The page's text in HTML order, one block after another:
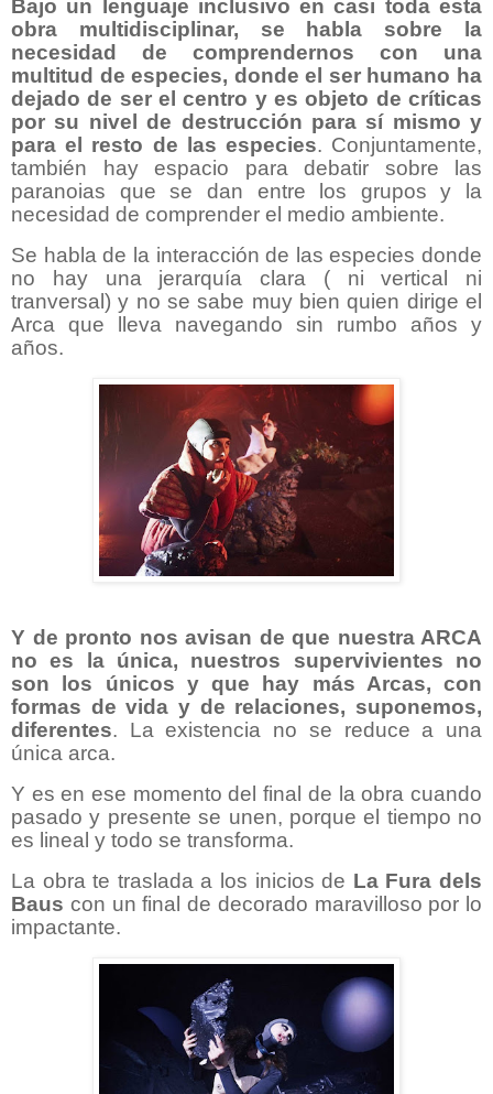
Bajo un lenguaje inclusivo en casi toda esta
obra multidisciplinar, se habla sobre la
necesidad de comprendernos con una
multitud de especies, donde el ser humano ha
dejado de ser el centro y es objeto de críticas
por su nivel de destrucción para sí mismo y
para el resto de las especies. Conjuntamente,
también hay espacio para debatir sobre las
paranoias que se dan entre los grupos y la
necesidad de comprender el medio ambiente.
Se habla de la interacción de las especies donde
no hay una jerarquía clara ( ni vertical ni
tranversal) y no se sabe muy bien quien dirige el
Arca que lleva navegando sin rumbo años y
años.
Y de pronto nos avisan de que nuestra ARCA
no es la única, nuestros supervivientes no
son los únicos y que hay más Arcas, con
formas de vida y de relaciones, suponemos,
diferentes. La existencia no se reduce a una
única arca.
Y es en ese momento del final de la obra cuando
pasado y presente se unen, porque el tiempo no
es lineal y todo se transforma.
La obra te traslada a los inicios de La Fura dels
Baus con un final de decorado maravilloso por lo
impactante.